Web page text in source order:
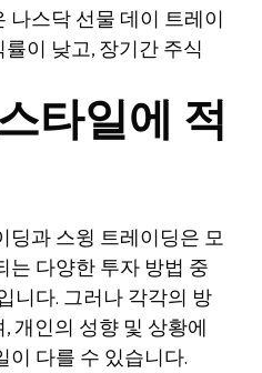
스닥 선물 데이 트레이
이 낮고, 장기간 주식
타일에 적
딩과 스윙 트레이딩은 모
다양한 투자 방법 중
니다. 그러나 각각의 방
개인의 성향 및 상황에
다를 수 있습니다.